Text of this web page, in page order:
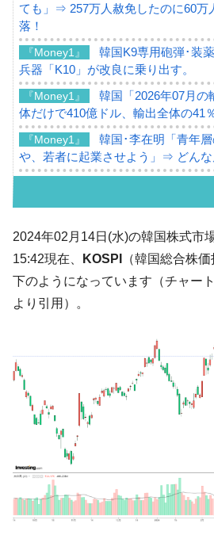
ても」⇒ 257万人赦免したのに60万
落！
『Money1』
韓国K9専用砲弾･装
兵器「K10」が改良に乗り出す。
『Money1』
韓国「2026年07月
体だけで410億ドル、輸出全体の41
『Money1』
韓国･李在明「青年
や、若者に起業させよう」⇒ どんな
韓国「ここは北朝鮮
ーにウソのデータを入力したのは明
言。
『Money1』
『韓国銀行』が「金
す」⇒「金を経由するドル入手」手
『Money1』
韓国･外為取引量「1
ル」まで拡大 ⇒ 海外資金の動きに
『Money1』
韓国･帰ってきた李
い「50.5％」に上昇
『Money1』
韓国大統領府ボンク
た ⇒ 国家が行った恐るべき株価操
2024年02月14日(水)の韓国株式市
15:42現在、
KOSPI
（韓国総合株
下のようになっています（チャー
より引用）。